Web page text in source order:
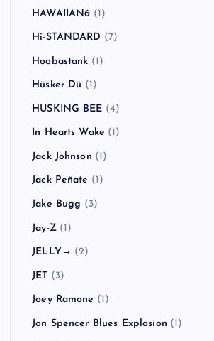
HAWAIIAN6 (1)
Hi-STANDARD (7)
Hoobastank (1)
Hüsker Dü (1)
HUSKING BEE (4)
In Hearts Wake (1)
Jack Johnson (1)
Jack Peñate (1)
Jake Bugg (3)
Jay-Z(1)
JELLY→ (2)
JET (3)
Joey Ramone (1)
Jon Spencer Blues Explosion (1)